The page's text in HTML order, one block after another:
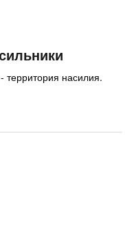
территория насилия.